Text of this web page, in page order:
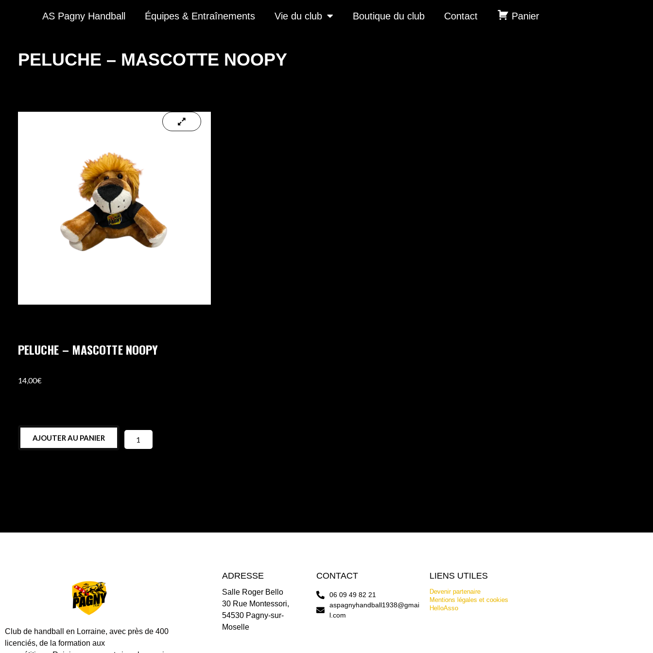
AS Pagny Handball Équipes & Entraînements Vie du club Boutique du club Contact Panier
PELUCHE – MASCOTTE NOOPY
PELUCHE – MASCOTTE NOOPY
14,00€
AJOUTER AU PANIER
Club de handball en Lorraine, avec près de 400
licenciés, de la formation aux
ADRESSE
Salle Roger Bello
30 Rue Montessori,
54530 Pagny-sur-
Moselle
CONTACT
06 09 49 82 21
aspagnyhandball1938@gmai
l.com
LIENS UTILES
Devenir partenaire
Mentions légales et cookies
HelloAsso